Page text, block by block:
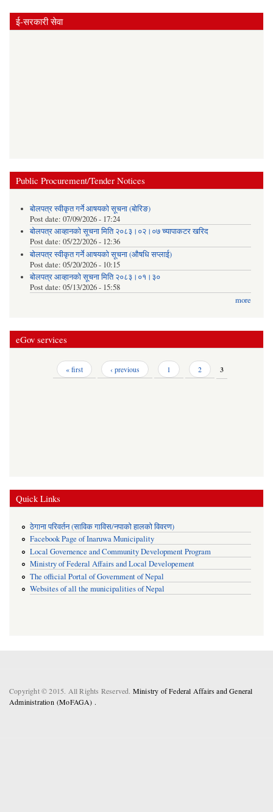
ई-सरकारी सेवा
Public Procurement/Tender Notices
बोलपत्र स्वीकृत गर्ने आषयको सूचना (बोरिङ)
Post date: 07/09/2026 - 17:24
बोलपत्र आव्हानको सूचना मिति २०८३।०२।०७ च्यापाकटर खरिद
Post date: 05/22/2026 - 12:36
बोलपत्र स्वीकृत गर्ने आषयको सूचना (औषधि सप्लाई)
Post date: 05/20/2026 - 10:15
बोलपत्र आव्हानको सूचना मिति २०८३।०१।३०
Post date: 05/13/2026 - 15:58
more
eGov services
« first ‹ previous 1 2 3
Quick Links
ठेगाना परिवर्तन (साविक गाविस/नपाको हालको विवरण)
Facebook Page of Inaruwa Municipality
Local Governence and Community Development Program
Ministry of Federal Affairs and Local Developement
The official Portal of Government of Nepal
Websites of all the municipalities of Nepal
Copyright © 2015. All Rights Reserved. Ministry of Federal Affairs and General
Administration (MoFAGA) .